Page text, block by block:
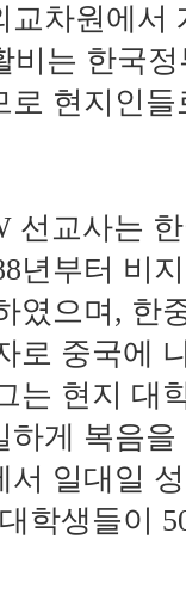
교차원에서
비는 한국
로 현지인
선교사는
년부터 비
였으며, 한
로 중국에
는 현지 대
하게 복음
서 일대일
학생들이